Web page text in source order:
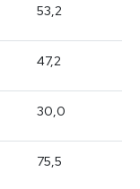
53,2
47,2
30,0
75,5